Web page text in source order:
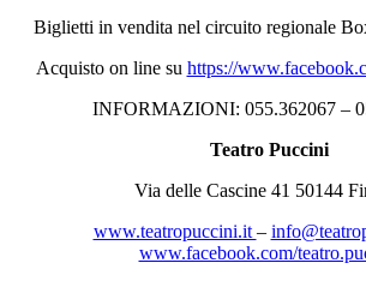
Biglietti in vendita nel circuito regionale
Acquisto on line su https://
INFORMAZIONI: 055.362067 –
Teatro Puccini
Via delle Cascine 41 50144
www.teatropuccini.it –
www.facebook.com/